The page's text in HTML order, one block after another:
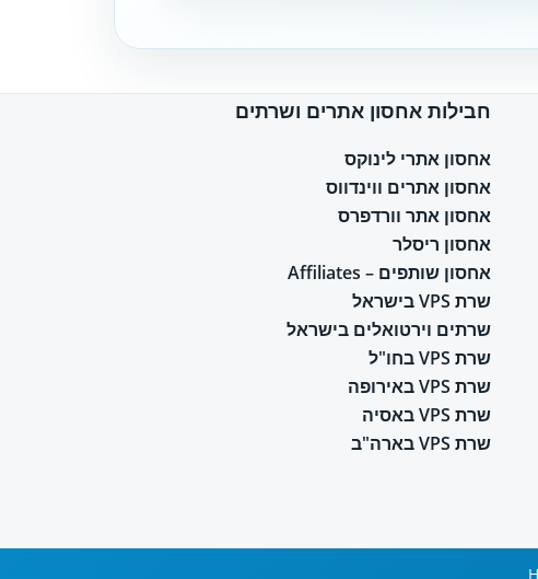
חבילות אחסון אתרים ושרתים
אחסון אתרי לינוקס
אחסון אתרים ווינדווס
אחסון אתר וורדפרס
אחסון ריסלר
אחסון שותפים – Affiliates
שרת VPS בישראל
שרתים וירטואלים בישראל
שרת VPS בחו"ל
שרת VPS באירופה
שרת VPS באסיה
שרת VPS בארה"ב